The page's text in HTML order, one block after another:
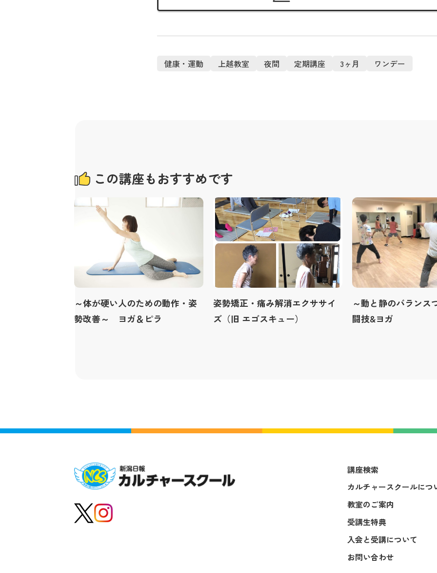
健康・運動 上越教室 夜間 定期講座 3ヶ月 ワンデー
この講座もおすすめです
～体が硬い人のための動作・姿
勢改善～ ヨガ＆ピラ
姿勢矯正・痛み解消エクササイ
ズ（旧 エゴスキュー）
～動と静のバランス
闘技&ヨガ
講座検索
カルチャースクールにつ
教室のご案内
受講生特典
入会と受講について
お問い合わせ